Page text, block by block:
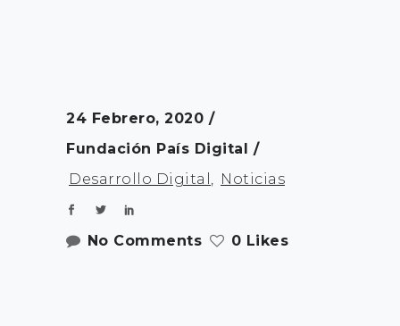
24 Febrero, 2020
Fundación País Digital
Desarrollo Digital , Noticias
No Comments 0 Likes